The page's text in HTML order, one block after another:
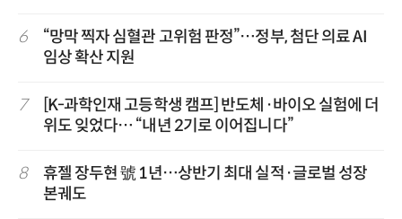
6
“망막 찍자 심혈관 고위험 판정”…정부, 첨단 의료 AI
임상 확산 지원
7
[K-과학인재 고등학생 캠프] 반도체·바이오 실험에 더
위도 잊었다… “내년 2기로 이어집니다”
8
휴젤 장두현 號 1년…상반기 최대 실적·글로벌 성장
본궤도